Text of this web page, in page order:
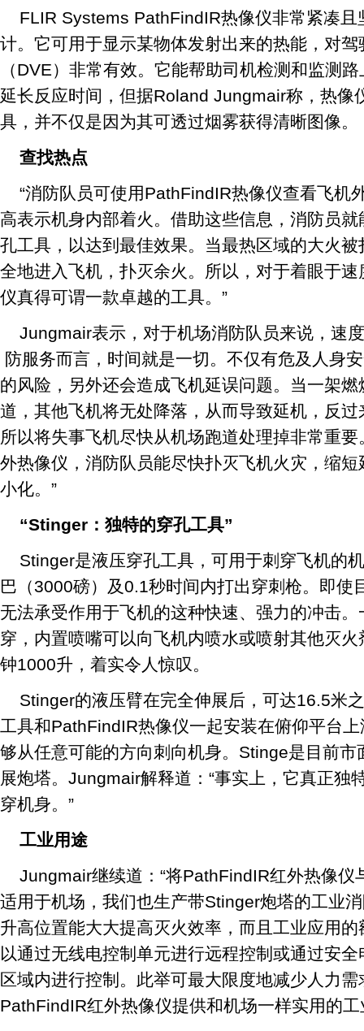
FLIR Systems PathFindIR热像仪非常紧凑且
计。它可用于显示某物体发射出来的热能，对
（DVE）非常有效。它能帮助司机检测和监测
延长反应时间，但据Roland Jungmair称，热像
具，并不仅是因为其可透过烟雾获得清晰图像。
查找热点
“消防队员可使用PathFindIR热像仪查看飞机
高表示机身内部着火。借助这些信息，消防员
孔工具，以达到最佳效果。当最热区域的大火
全地进入飞机，扑灭余火。所以，对于着眼于
仪真得可谓一款卓越的工具。”
Jungmair表示，对于机场消防队员来说，速
防服务而言，时间就是一切。不仅有危及人身
的风险，另外还会造成飞机延误问题。当一架
道，其他飞机将无处降落，从而导致延机，反
所以将失事飞机尽快从机场跑道处理掉非常重
外热像仪，消防队员能尽快扑灭飞机火灾，缩
小化。”
“Stinger：独特的穿孔工具”
Stinger是液压穿孔工具，可用于刺穿飞机的
巴（3000磅）及0.1秒时间内打出穿刺枪。即使
无法承受作用于飞机的这种快速、强力的冲击
穿，内置喷嘴可以向飞机内喷水或喷射其他灭
钟1000升，着实令人惊叹。
Stinger的液压臂在完全伸展后，可达16.5米
工具和PathFindIR热像仪一起安装在俯仰平台
够从任意可能的方向刺向机身。Stinge是目前
展炮塔。Jungmair解释道：“事实上，它真正独
穿机身。”
工业用途
Jungmair继续道：“将PathFindIR红外热像仪
适用于机场，我们也生产带Stinger炮塔的工业
升高位置能大大提高灭火效率，而且工业应用
以通过无线电控制单元进行远程控制或通过安
区域内进行控制。此举可最大限度地减少人力
PathFindIR红外热像仪提供和机场一样实用的工